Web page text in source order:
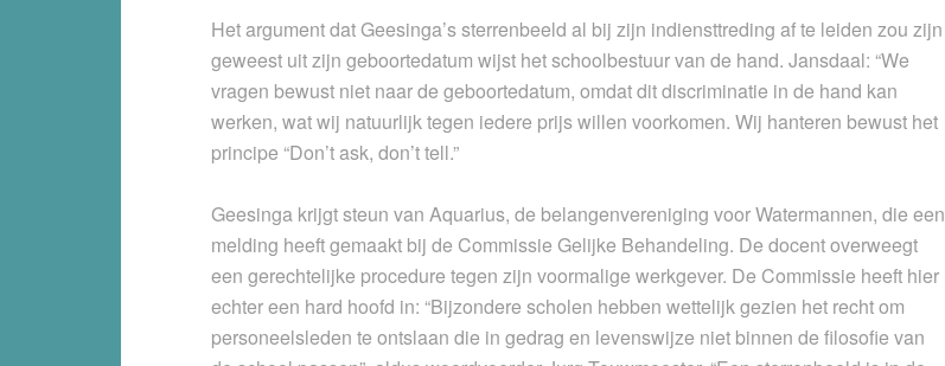
Het argument dat Geesinga’s sterrenbeeld al bij zijn indiensttreding af te leiden zou zijn
geweest uit zijn geboortedatum wijst het schoolbestuur van de hand. Jansdaal: “We
vragen bewust niet naar de geboortedatum, omdat dit discriminatie in de hand kan
werken, wat wij natuurlijk tegen iedere prijs willen voorkomen. Wij hanteren bewust het
principe “Don’t ask, don’t tell.”
Geesinga krijgt steun van Aquarius, de belangenvereniging voor Watermannen, die een
melding heeft gemaakt bij de Commissie Gelijke Behandeling. De docent overweegt
een gerechtelijke procedure tegen zijn voormalige werkgever. De Commissie heeft hier
echter een hard hoofd in: “Bijzondere scholen hebben wettelijk gezien het recht om
personeelsleden te ontslaan die in gedrag en levenswijze niet binnen de filosofie van